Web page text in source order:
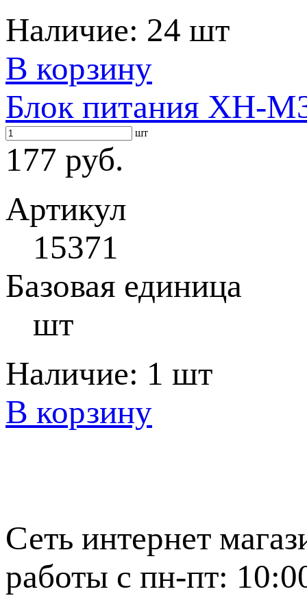
Наличие: 24 шт
В корзину
Блок питания XH-
шт
177 руб.
Артикул
15371
Базовая единица
шт
Наличие: 1 шт
В корзину
Сеть интернет
работы с пн-пт: